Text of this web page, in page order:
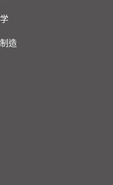
造